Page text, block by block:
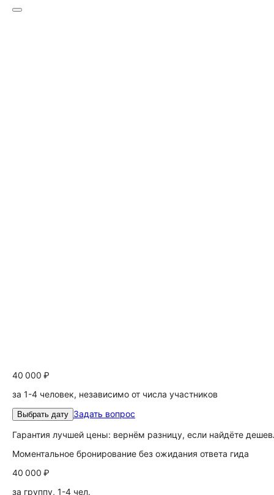
40 000 ₽
за 1-4 человек, независимо от числа участников
Выбрать дату Задать вопрос
Гарантия лучшей цены: вернём разницу, если найдёте
Моментальное бронирование без ожидания ответа гида
40 000 ₽
за группу, 1-4 чел.